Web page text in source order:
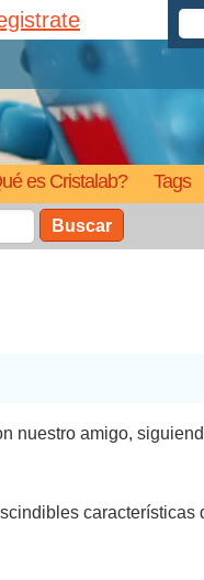
es Cristalab? Tags
Buscar
nuestro amigo,
características